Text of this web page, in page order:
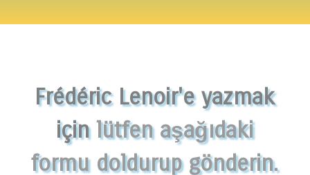
Frédéric Lenoir'e yazmak
içinlütfen aşağıdaki
formu doldurup gönderin.